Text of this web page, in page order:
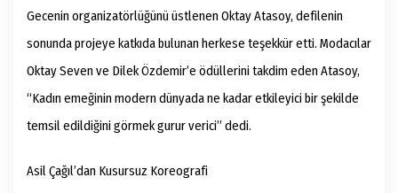
Gecenin organizatörlüğünü üstlenen Oktay Atasoy, defilenin
sonunda projeye katkıda bulunan herkese teşekkür etti. Modacılar
Oktay Seven ve Dilek Özdemir’e ödüllerini takdim eden Atasoy,
“Kadın emeğinin modern dünyada ne kadar etkileyici bir şekilde
temsil edildiğini görmek gurur verici” dedi.
Asil Çağıl’dan Kusursuz Koreografi